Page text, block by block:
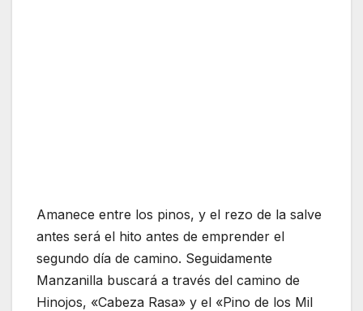
Amanece entre los pinos, y el rezo de la salve
antes será el hito antes de emprender el
segundo día de camino. Seguidamente
Manzanilla buscará a través del camino de
Hinojos, «Cabeza Rasa» y el «Pino de los Mil